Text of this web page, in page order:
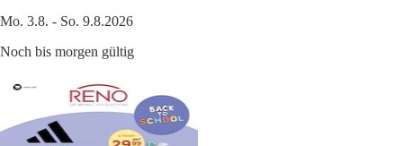
Mo. 3.8. - So. 9.8.2026
Noch bis morgen gültig